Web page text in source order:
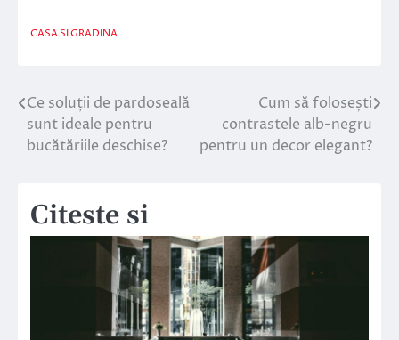
CASA SI GRADINA
Navigare
în
Ce soluții de pardoseală
sunt ideale pentru
bucătăriile deschise?
Cum să folosești
contrastele alb-negru
pentru un decor elegant?
Citeste si